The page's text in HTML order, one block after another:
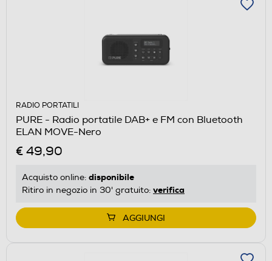
RADIO PORTATILI
PURE - Radio portatile DAB+ e FM con Bluetooth
ELAN MOVE-Nero
€ 49,90
Acquisto online: disponibile
Ritiro in negozio in 30' gratuito: verifica
AGGIUNGI